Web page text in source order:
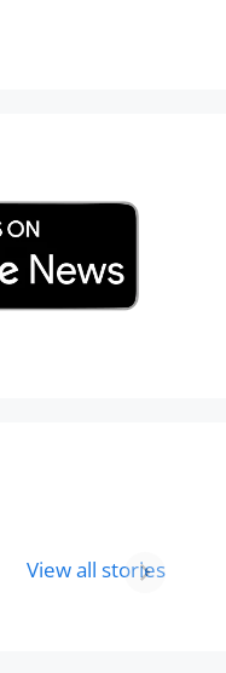
View all stories
Holi